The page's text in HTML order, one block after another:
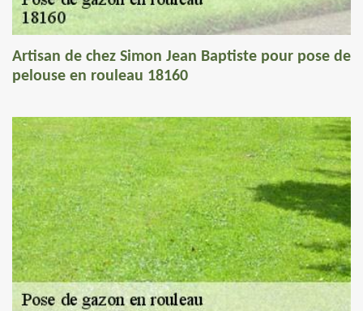
Artisan de chez Simon Jean Baptiste pour pose de
pelouse en rouleau 18160